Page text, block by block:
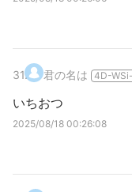
31. 君の名は 4D-
いちおつ
2025/08/18 00:26:08